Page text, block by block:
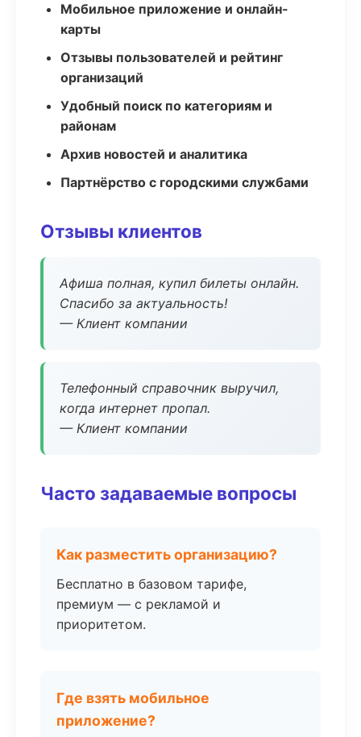
Мобильное приложение и онлайн-
карты
Отзывы пользователей и рейтинг
организаций
Удобный поиск по категориям и
районам
Архив новостей и аналитика
Партнёрство с городскими службами
Отзывы клиентов
Афиша полная, купил билеты онлайн.
Спасибо за актуальность!
— Клиент компании
Телефонный справочник выручил,
когда интернет пропал.
— Клиент компании
Часто задаваемые вопросы
Как разместить организацию?
Бесплатно в базовом тарифе,
премиум — с рекламой и
приоритетом.
Где взять мобильное
приложение?